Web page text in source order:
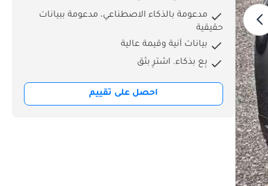
مدعومة بالذكاء الاصطناعي، مدعومة ببيانات
حقيقية
بيانات آنية وقيمة عالية
بِع بذكاء. اشترِ بثق
احصل على تقييم